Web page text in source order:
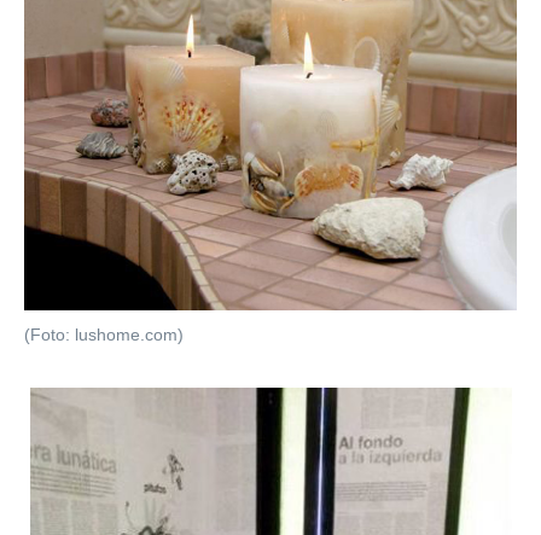
(Foto: lushome.com)